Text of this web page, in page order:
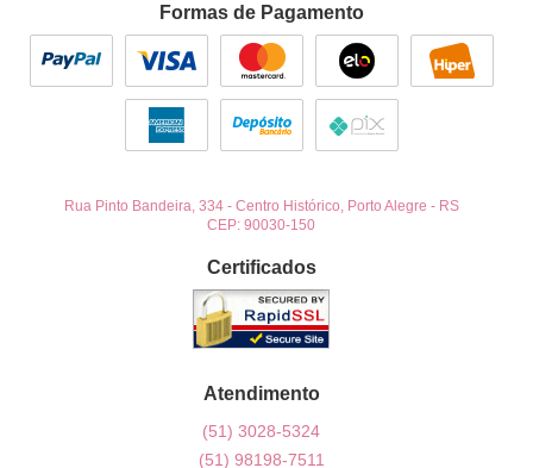
Formas de Pagamento
Rua Pinto Bandeira, 334- Centro Histórico, Porto Alegre - RS
CEP: 90030-150
Certificados
Atendimento
(51) 3028-5324
(51) 98198-7511